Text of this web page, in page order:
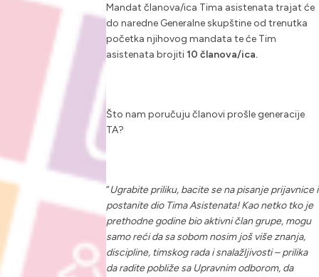
Mandat članova/ica Tima asistenata trajat će
do naredne Generalne skupštine od trenutka
početka njihovog mandata te će Tim
asistenata brojiti10 članova/ica.
Što nam poručuju članovi prošle generacije
TA?
“Ugrabite priliku, bacite se na pisanje prijavnice i
postanite dio Tima Asistenata! Kao netko tko je
prethodne godine bio aktivni član grupe, mogu
samo reći da sa sobom nosim još više znanja,
discipline, timskog rada i snalažljivosti – prilika
da radite pobliže sa Upravnim odborom, da